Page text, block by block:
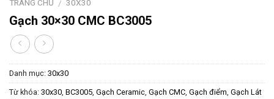
TRANG CHỦ / 30X30
Gạch 30×30 CMC BC3005
Danh mục: 30x30
Từ khóa: 30x30, BC3005, Gạch Ceramic, Gạch CMC, Gạch điểm, Gạch Lát